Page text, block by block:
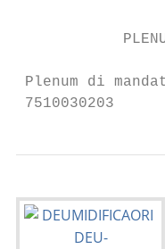
Plenum di
7510030203